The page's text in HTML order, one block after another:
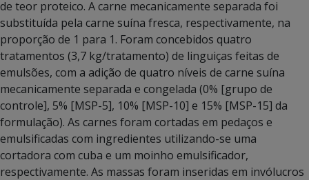
de teor proteico. A carne mecanicamente separada foi
substituída pela carne suína fresca, respectivamente, na
proporção de 1 para 1. Foram concebidos quatro
tratamentos (3,7 kg/tratamento) de linguiças feitas de
emulsões, com a adição de quatro níveis de carne suína
mecanicamente separada e congelada (0% [grupo de
controle], 5% [MSP-5], 10% [MSP-10] e 15% [MSP-15] da
formulação). As carnes foram cortadas em pedaços e
emulsificadas com ingredientes utilizando-se uma
cortadora com cuba e um moinho emulsificador,
respectivamente. As massas foram inseridas em invólucros